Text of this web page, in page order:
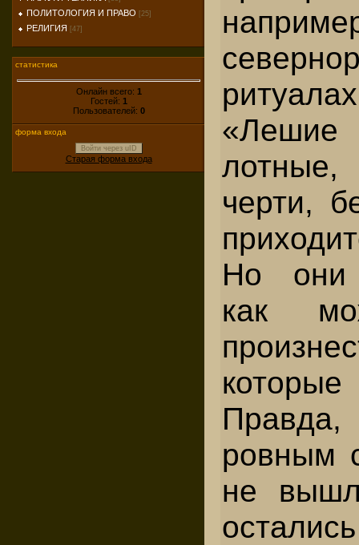
ПОЛИТОЛОГИЯ И ПРАВО [25]
РЕЛИГИЯ [47]
статистика
Онлайн всего: 1
Гостей: 1
Пользователей: 0
форма входа
Войти через uID
Старая форма входа
черти,
Но они
как
ровным
не